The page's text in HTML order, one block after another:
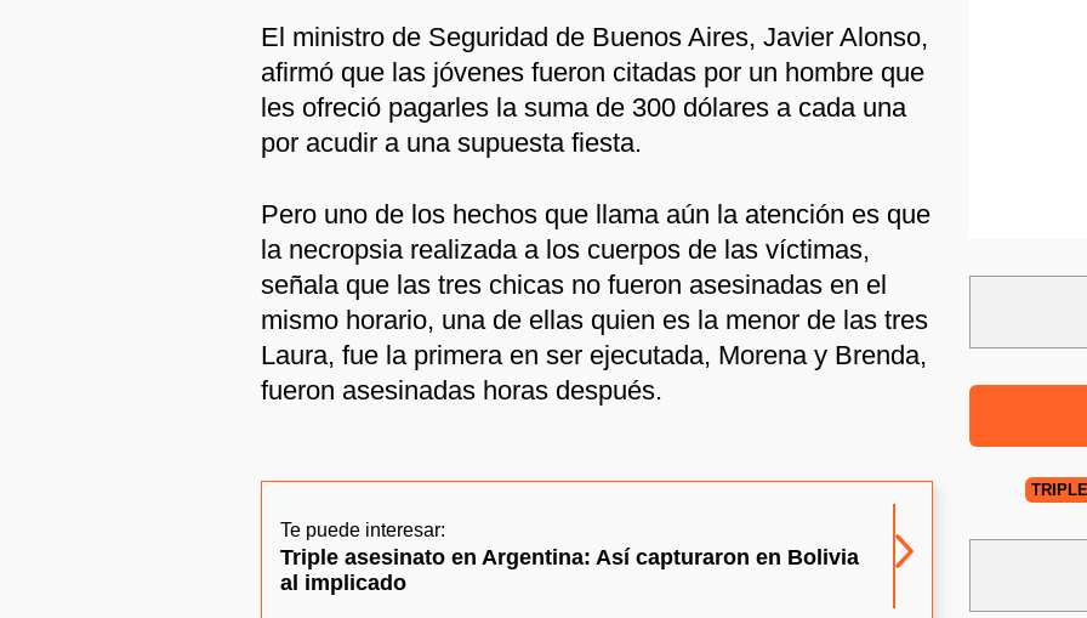
El ministro de Seguridad de Buenos Aires, Javier Alonso,
afirmó que las jóvenes fueron citadas por un hombre que
les ofreció pagarles la suma de 300 dólares a cada una
por acudir a una supuesta fiesta.
Pero uno de los hechos que llama aún la atención es que
la necropsia realizada a los cuerpos de las víctimas,
señala que las tres chicas no fueron asesinadas en el
mismo horario, una de ellas quien es la menor de las tres
Laura, fue la primera en ser ejecutada, Morena y Brenda,
fueron asesinadas horas después.
Te puede interesar:
Triple asesinato en Argentina: Así capturaron en Bolivia
al implicado